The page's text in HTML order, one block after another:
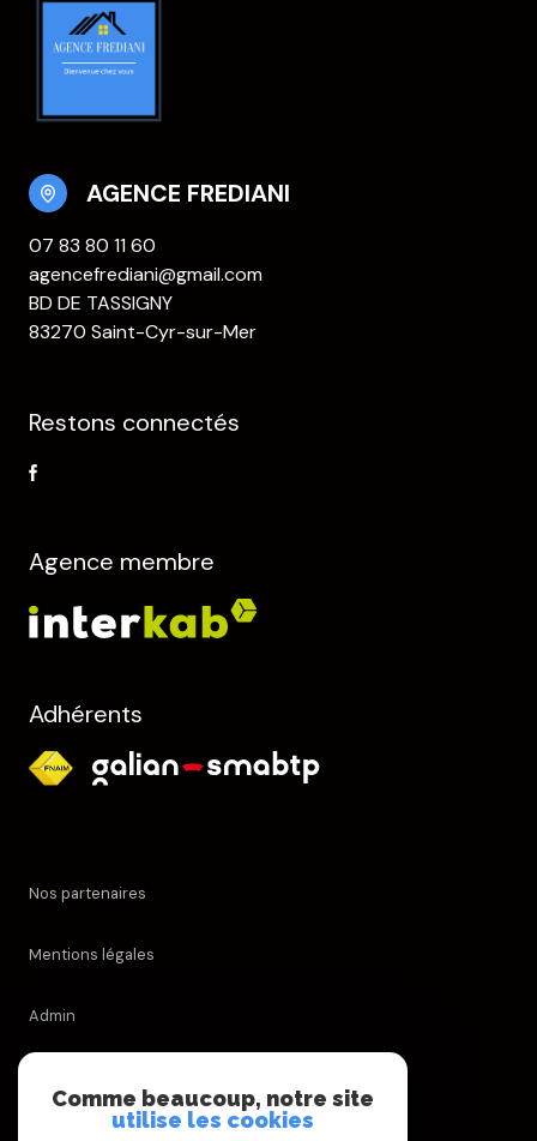
AGENCE FREDIANI
07 83 80 11 60
agencefrediani@gmail.com
BD DE TASSIGNY
83270 Saint-Cyr-sur-Mer
Restons connectés
Agence membre
Adhérents
Nos partenaires
Mentions légales
Admin
Comme beaucoup, notre site
utilise les cookies